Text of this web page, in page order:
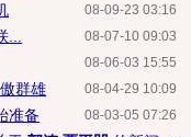
08-09-23 03:16
08-07-10 09:03
08-06-03 15:55
08-04-29 10:09
群雄
08-03-05 07:26
准备